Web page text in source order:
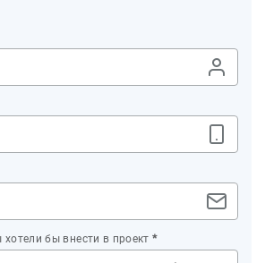
бы внести в проект *